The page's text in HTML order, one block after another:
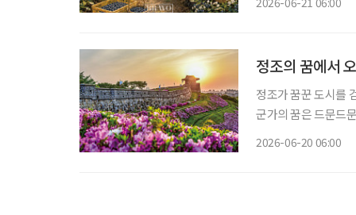
정조의 꿈에서
정조가 꿈꾼 도시를
군가의 꿈은 드문드
2026-06-20 06:00